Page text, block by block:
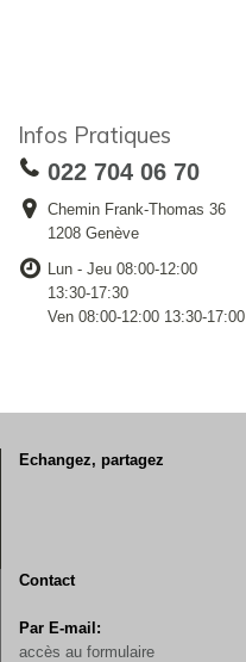
Infos Pratiques
022 704 06 70
Chemin Frank-Thomas 36
1208 Genève
Lun - Jeu 08:00-12:00
13:30-17:30
Ven 08:00-12:00 13:30-17:00
Echangez, partagez
Contact
Par E-mail:
accès au formulaire